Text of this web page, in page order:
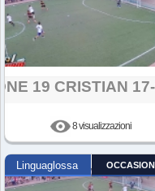
19 CRISTIAN
8 visualizzazioni
Linguaglossa